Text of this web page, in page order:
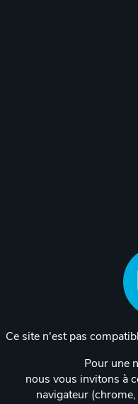
Ce site n'est pas
Pour une
nous vous invitons à
navigateur